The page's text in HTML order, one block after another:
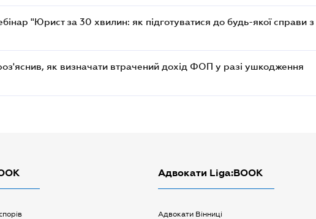
"Юрист за 30 хвилин: як підготуватися до будь-якої справи з
як визначати втрачений дохід ФОП у разі ушкодження
Адвокати Liga:BOOK
Адвокати Вінниці